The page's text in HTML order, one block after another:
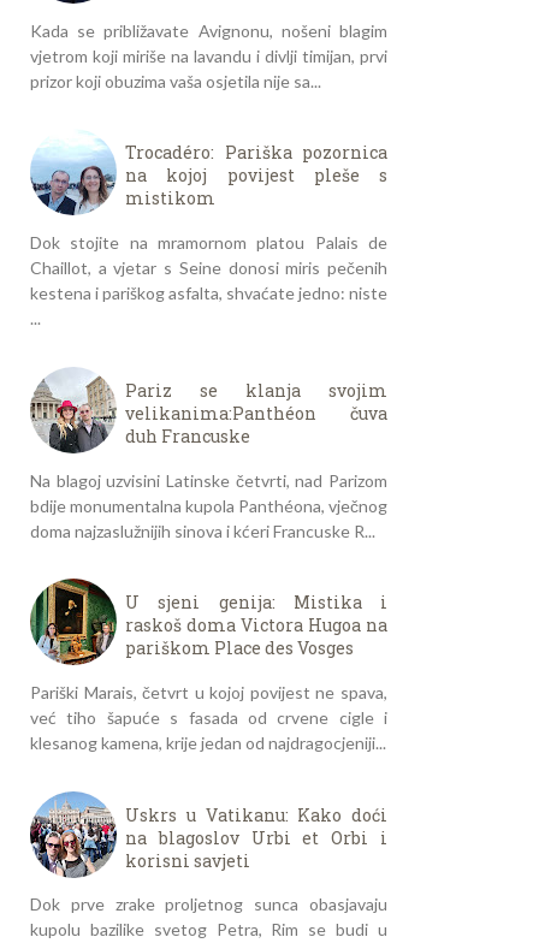
Kada se približavate Avignonu, nošeni blagim
vjetrom koji miriše na lavandu i divlji timijan, prvi
prizor koji obuzima vaša osjetila nije sa...
Trocadéro: Pariška pozornica
na kojoj povijest pleše s
mistikom
Dok stojite na mramornom platou Palais de
Chaillot, a vjetar s Seine donosi miris pečenih
kestena i pariškog asfalta, shvaćate jedno: niste
...
Pariz se klanja svojim
velikanima:Panthéon čuva
duh Francuske
Na blagoj uzvisini Latinske četvrti, nad Parizom
bdije monumentalna kupola Panthéona, vječnog
doma najzaslužnijih sinova i kćeri Francuske R...
U sjeni genija: Mistika i
raskoš doma Victora Hugoa na
pariškom Place des Vosges
Pariški Marais, četvrt u kojoj povijest ne spava,
već tiho šapuće s fasada od crvene cigle i
klesanog kamena, krije jedan od najdragocjeniji...
Uskrs u Vatikanu: Kako doći
na blagoslov Urbi et Orbi i
korisni savjeti
Dok prve zrake proljetnog sunca obasjavaju
kupolu bazilike svetog Petra, Rim se budi u